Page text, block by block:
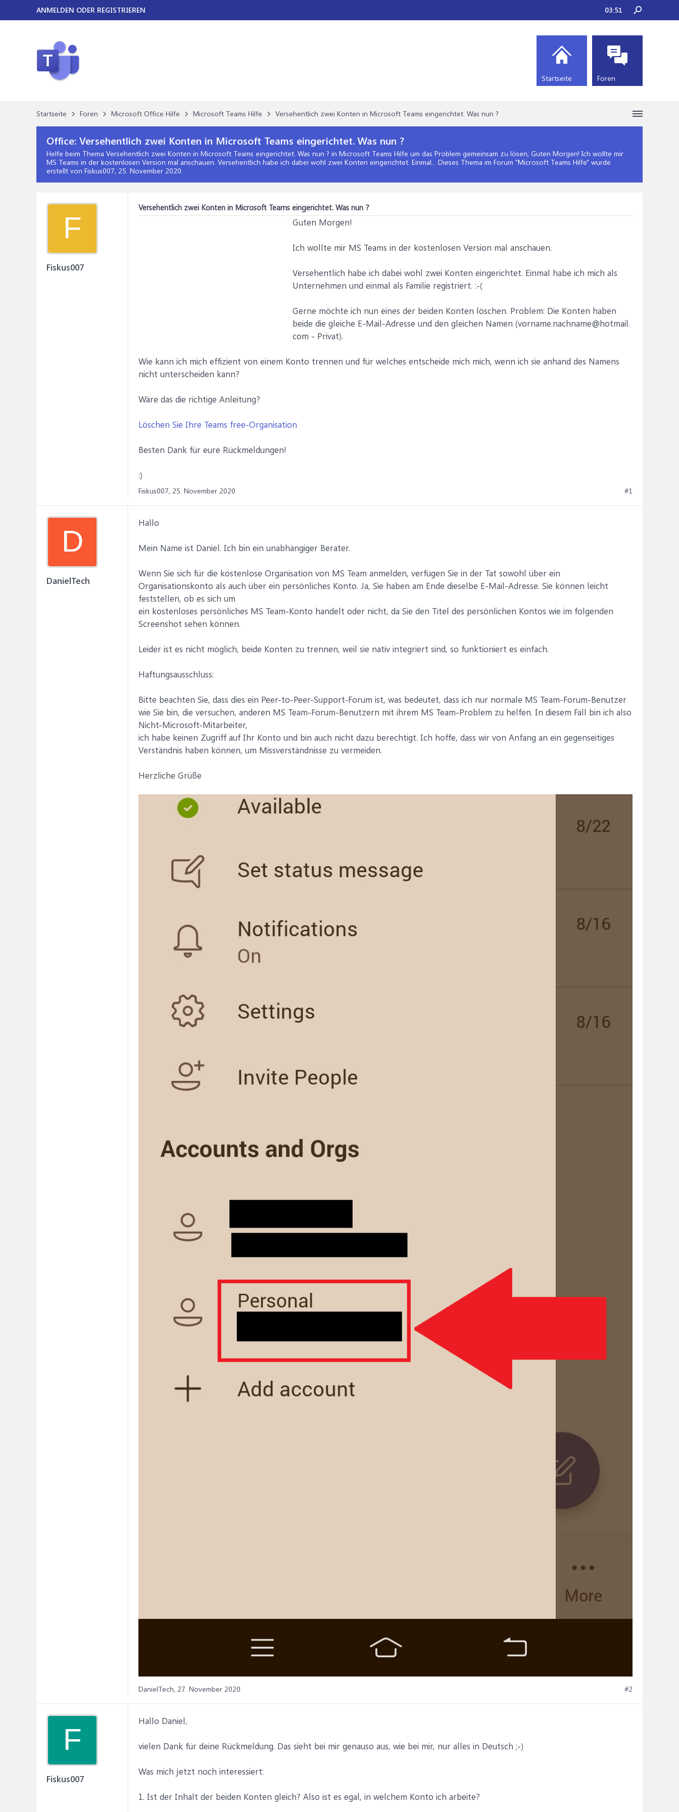
Startseite Foren Microsoft Office Hilfe Microsoft Teams Hilfe Versehentlich zwei Konten in Microsoft Teams eingerichtet. Was nun ?
Office: Versehentlich zwei Konten in Microsoft Teams eingerichtet. Was nun ?
Helfe beim Thema Versehentlich zwei Konten in Microsoft Teams eingerichtet. Was nun ? in Microsoft Teams Hilfe um das Problem gemeinsam zu lösen; Guten Morgen! Ich wollte mir
MS Teams in der kostenlosen Version mal anschauen. Versehentlich habe ich dabei wohl zwei Konten eingerichtet. Einmal... Dieses Thema im Forum "Microsoft Teams Hilfe" wurde
erstellt von Fiskus007, 25. November 2020.
F
Fiskus007
Versehentlich zwei Konten in Microsoft Teams eingerichtet. Was nun ?
Guten Morgen!
Ich wollte mir MS Teams in der kostenlosen Version mal anschauen.
Versehentlich habe ich dabei wohl zwei Konten eingerichtet. Einmal habe ich mich als
Unternehmen und einmal als Familie registriert. :-(
Gerne möchte ich nun eines der beiden Konten löschen. Problem: Die Konten haben
beide die gleiche E-Mail-Adresse und den gleichen Namen (vorname.nachname@hotmail.
com - Privat).
Wie kann ich mich effizient von einem Konto trennen und für welches entscheide mich mich, wenn ich sie anhand des Namens
nicht unterscheiden kann?
Wäre das die richtige Anleitung?
Löschen Sie Ihre Teams free-Organisation
Besten Dank für eure Rückmeldungen!
:)
Fiskus007, 25. November 2020 #1
D
DanielTech
Hallo
Mein Name ist Daniel. Ich bin ein unabhängiger Berater.
Wenn Sie sich für die kostenlose Organisation von MS Team anmelden, verfügen Sie in der Tat sowohl über ein
Organisationskonto als auch über ein persönliches Konto. Ja, Sie haben am Ende dieselbe E-Mail-Adresse. Sie können leicht
feststellen, ob es sich um
ein kostenloses persönliches MS Team-Konto handelt oder nicht, da Sie den Titel des persönlichen Kontos wie im folgenden
Screenshot sehen können.
Leider ist es nicht möglich, beide Konten zu trennen, weil sie nativ integriert sind, so funktioniert es einfach.
Haftungsausschluss:
Bitte beachten Sie, dass dies ein Peer-to-Peer-Support-Forum ist, was bedeutet, dass ich nur normale MS Team-Forum-Benutzer
wie Sie bin, die versuchen, anderen MS Team-Forum-Benutzern mit ihrem MS Team-Problem zu helfen. In diesem Fall bin ich also
Nicht-Microsoft-Mitarbeiter,
ich habe keinen Zugriff auf Ihr Konto und bin auch nicht dazu berechtigt. Ich hoffe, dass wir von Anfang an ein gegenseitiges
Verständnis haben können, um Missverständnisse zu vermeiden.
Herzliche Grüße
DanielTech, 27. November 2020 #2
F
Fiskus007
Hallo Daniel,
vielen Dank für deine Rückmeldung. Das sieht bei mir genauso aus, wie bei mir, nur alles in Deutsch ;-)
Was mich jetzt noch interessiert:
1. Ist der Inhalt der beiden Konten gleich? Also ist es egal, in welchem Konto ich arbeite?
ANMELDEN ODER REGISTRIEREN 03:51
Startseite Foren